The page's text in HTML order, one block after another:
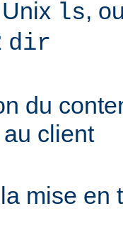
ls,
dir
du
client
mise en